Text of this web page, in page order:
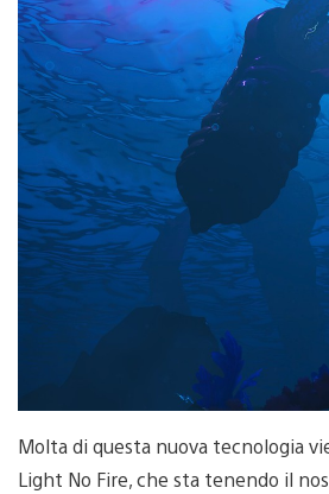
Molta di questa nuova tecnologia
Light No Fire, che sta tenendo il